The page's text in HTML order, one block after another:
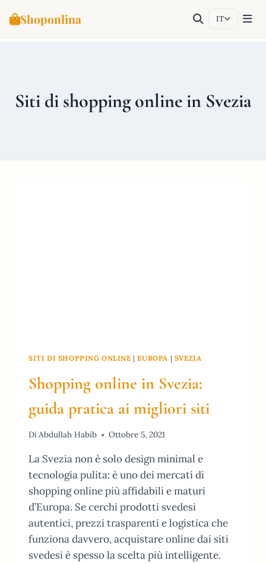
Shoponlina IT
Siti di shopping online in Svezia
SITI DI SHOPPING ONLINE |EUROPA | SVEZIA
Shopping online in Svezia:
guida pratica ai migliori siti
DiAbdullah Habib Ottobre 5, 2021
La Svezia non è solo design minimal e
tecnologia pulita: è uno dei mercati di
shopping online più affidabili e maturi
d’Europa. Se cerchi prodotti svedesi
autentici, prezzi trasparenti e logistica che
funziona davvero, acquistare online dai siti
svedesi è spesso la scelta più intelligente.